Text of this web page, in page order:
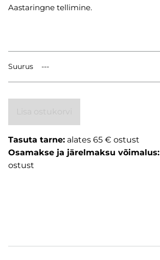
Aastaringne tellimine.
Suurus
Tasuta tarne: alates 65 € ostust
Osamakse ja järelmaksu võimalus:
ostust